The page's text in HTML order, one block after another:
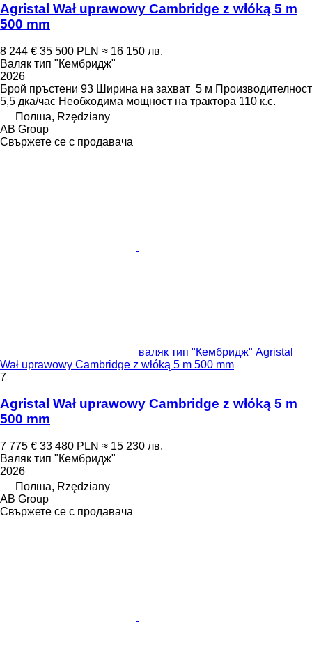
Agristal Wał uprawowy Cambridge z włóką 5 m
500 mm
8 244 € 35 500 PLN ≈ 16 150 лв.
Валяк тип "Кембридж"
2026
Брой пръстени 93 Ширина на захват 5 м Производителност
5,5 дка/час Необходима мощност на трактора 110 к.с.
Полша, Rzędziany
AB Group
Свържете се с продавача
валяк тип "Кембридж" Agristal
Wał uprawowy Cambridge z włóką 5 m 500 mm
7
Agristal Wał uprawowy Cambridge z włóką 5 m
500 mm
7 775 € 33 480 PLN ≈ 15 230 лв.
Валяк тип "Кембридж"
2026
Полша, Rzędziany
AB Group
Свържете се с продавача